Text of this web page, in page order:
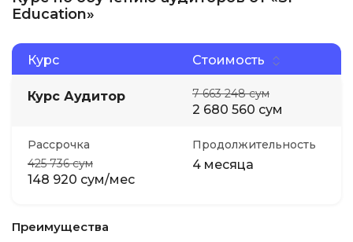
Education»
Курс Стоимость
Курс Аудитор 7 663 248 сум
2 680 560 сум
Рассрочка
425 736 сум
148 920 сум/мес
Продолжительность
4 месяца
Преимущества